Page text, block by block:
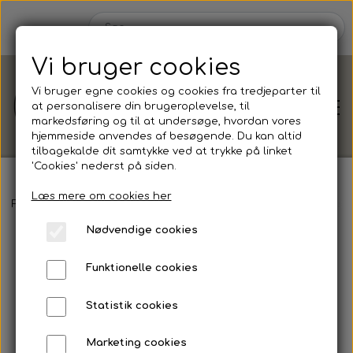
Shop
Om
Forside Shop efter Anledning
Vi bruger cookies
Vi bruger egne cookies og cookies fra tredjeparter til
at personalisere din brugeroplevelse, til
markedsføring og til at undersøge, hvordan vores
hjemmeside anvendes af besøgende. Du kan altid
tilbagekalde dit samtykke ved at trykke på linket
'Cookies' nederst på siden.
Læs mere om cookies her
Nødvendige cookies
Funktionelle cookies
Statistik cookies
Marketing cookies